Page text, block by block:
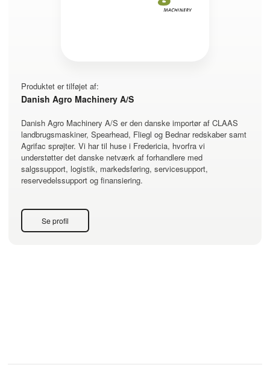
Produktet er tilføjet af:
Danish Agro Machinery A/S
Danish Agro Machinery A/S er den danske importør af CLAAS
landbrugsmaskiner, Spearhead, Fliegl og Bednar redskaber samt
Agrifac sprøjter. Vi har til huse i Fredericia, hvorfra vi
understøtter det danske netværk af forhandlere med
salgssupport, logistik, markedsføring, servicesupport,
reservedelssupport og finansiering.
Se profil